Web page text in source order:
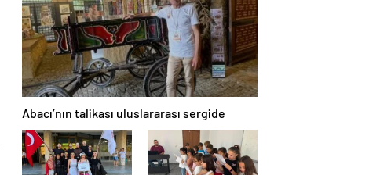
Abacı’nın talikası uluslararası sergide